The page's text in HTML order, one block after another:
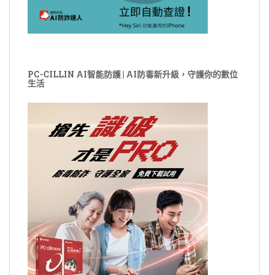
PC-CILLIN AI智能防護 | AI防毒新升級，守護你的數位
生活